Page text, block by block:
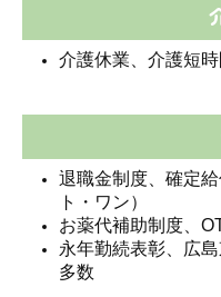
介護休業、介護短
退職金制度、確定
ト・ワン）
お薬代補助制度、
永年勤続表彰、広
多数